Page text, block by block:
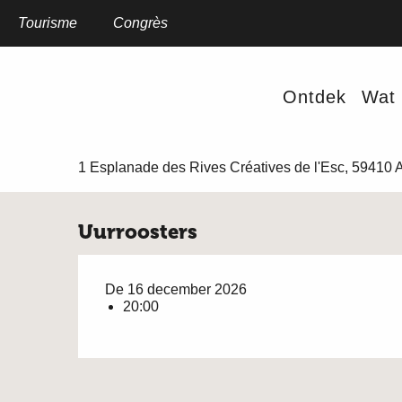
Tourisme Congrès
Ontdek Wat
Spectacle Ballet - Les Quatre Saisons à Anzin
Spectacle Ballet - Les
1 Esplanade des Rives Créatives de l'Esc, 59410
Uurroosters
De 16 december 2026
20:00